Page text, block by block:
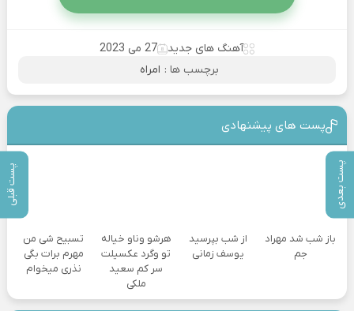
پست بعدی پست قبلی
آهنگ های جدید
27 می 2023
برچسب ها : امراه
پست های پیشنهادی
باز شب شد مهراد
جم
از شب بپرسید
یوسف زمانی
هرشو وناو خیاله
تو وگرد عکسیلت
سر کم سعید
ملکی
تسبیح شی من
مهرم برات بگی
نذری میخوام